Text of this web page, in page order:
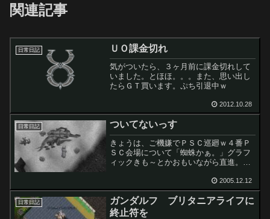
関連記事
日常日記 ＵＯ課金切れ
気がついたら、３ヶ月前に課金切れして
いました。とほほ。。。また、思い出し
たらＧＴ買います。ぷち引退中ｗ
2012.10.28
日常日記 ついてないっす
きょうは、ご機嫌でＰＳＣ巡廻ｗ４番Ｐ
ＳＣ会場について「蜘蛛かぁ。」グラフ
ィックきも～とかおもいながら直進。な
が一文字の陣をくんでました。気づいた
ときにはかなり突っ込んでましたので、
「え～い、直進だ！」うま...
2005.12.12
日常日記
ガンダルフ ブリタニアライフに
終止符を